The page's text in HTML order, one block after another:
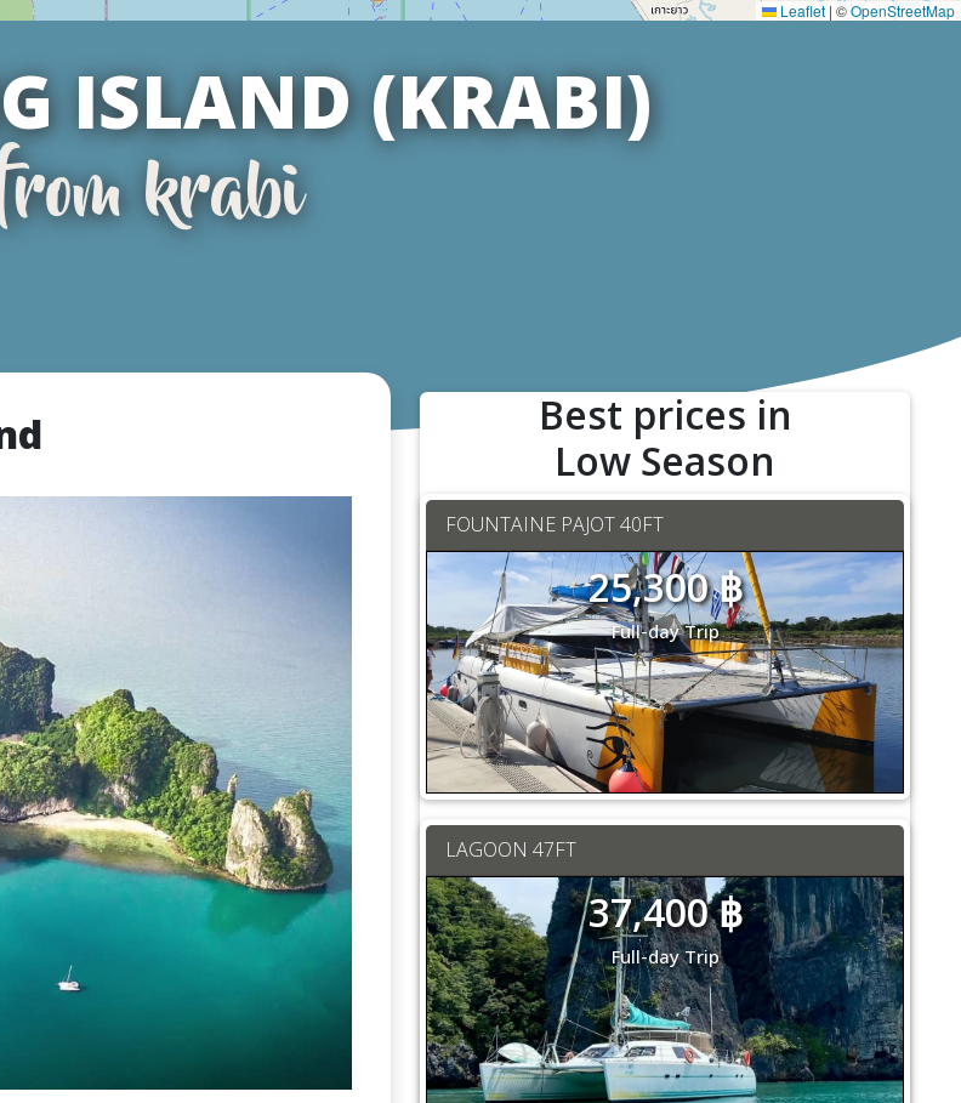
Leaflet | ©OpenStreetMap
ISLAND (KRABI)
krabi
Best prices in
Low Season
FOUNTAINE PAJOT 40FT
25,300 ฿
Full-day Trip
LAGOON 47FT
37,400 ฿
Full-day Trip